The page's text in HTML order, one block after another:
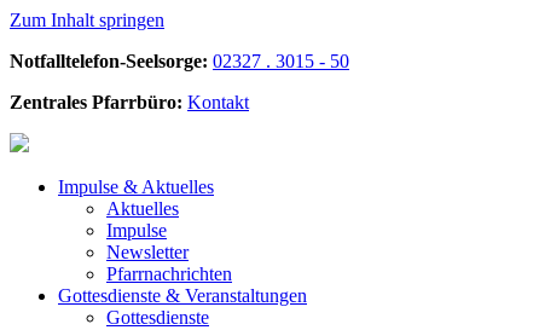
Zum Inhalt springen
Notfalltelefon-Seelsorge: 02327 . 3015 - 50
Zentrales Pfarrbüro: Kontakt
Impulse & Aktuelles
Aktuelles
Impulse
Newsletter
Pfarrnachrichten
Gottesdienste & Veranstaltungen
Gottesdienste